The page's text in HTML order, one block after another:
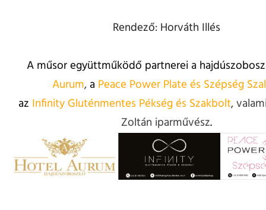
Rendező: Horváth Illés
A műsor együttműködő partnerei a
Aurum,a Peace Power Plate és Szépség
az Infinity Gluténmentes Pékség és Szakbolt,
Zoltán iparművész.